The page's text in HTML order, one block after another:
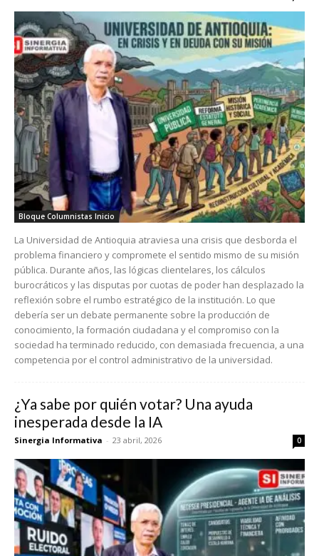
Bloque Columnistas Inicio
La Universidad de Antioquia atraviesa una crisis que desborda el
problema financiero y compromete el sentido mismo de su misión
pública. Durante años, las lógicas clientelares, los cálculos
burocráticos y las disputas por cuotas de poder han desplazado la
reflexión sobre el rumbo estratégico de la institución. Lo que
debería ser un debate permanente sobre la producción de
conocimiento, la formación ciudadana y el compromiso con la
sociedad ha terminado reducido, con demasiada frecuencia, a una
competencia por el control administrativo de la universidad.
¿Ya sabe por quién votar? Una ayuda
inesperada desde la IA
Sinergia Informativa - 23 abril, 2026 0